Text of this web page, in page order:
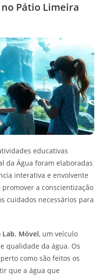
Pátio Limeira
educativas
da Água foram elaboradas
interativa e envolvente
a conscientização
cuidados necessários para
Lab. Móvel, um veículo
qualidade da água. Os
como são feitos os
que a água que